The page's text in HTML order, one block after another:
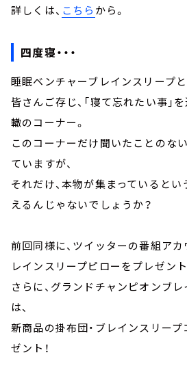
詳しくは、 こちら から。
四度寝・・・
睡眠ベンチャーブレインスリープ
皆さんご存じ、「寝て忘れたい事」
轍のコーナー。
このコーナーだけ聞いたことのな
ていますが、
それだけ、本物が集まっているとい
えるんじゃないでしょうか？
前回同様に、ツイッターの番組アカ
レインスリープピローをプレゼント
さらに、グランドチャンピオンブ
は、
新商品の掛布団・ブレインスリー
ゼント！